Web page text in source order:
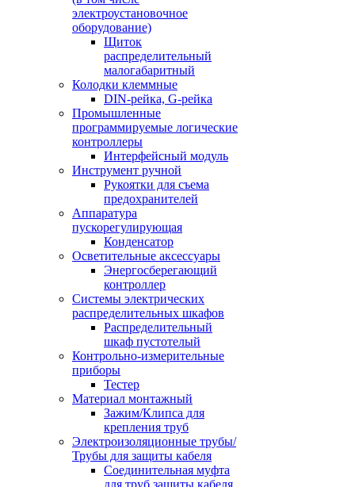
электроустановочное
оборудование)
Щиток
распределительный
малогабаритный
Колодки клеммные
DIN-рейка, G-рейка
Промышленные
программируемые логические
контроллеры
Интерфейсный модуль
Инструмент ручной
Рукоятки для съема
предохранителей
Аппаратура
пускорегулирующая
Конденсатор
Осветительные аксессуары
Энергосберегающий
контроллер
Системы электрических
распределительных шкафов
Распределительный
шкаф пустотелый
Контрольно-измерительные
приборы
Тестер
Материал монтажный
Зажим/Клипса для
крепления труб
Электроизоляционные трубы/
Трубы для защиты кабеля
Соединительная муфта
для труб защиты кабеля